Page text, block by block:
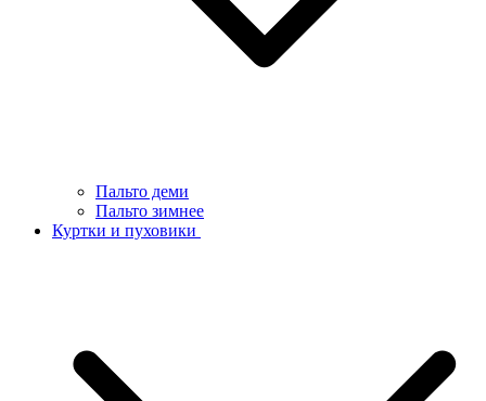
Пальто деми
Пальто зимнее
Куртки и пуховики